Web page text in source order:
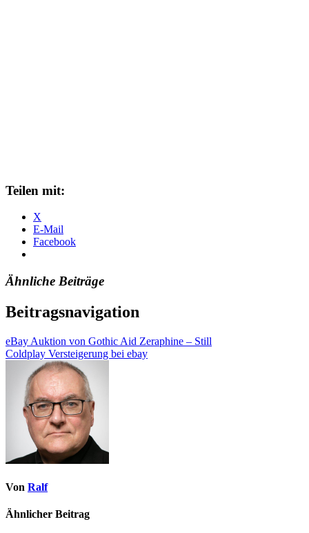
Teilen mit:
X
E-Mail
Facebook
Ähnliche Beiträge
Beitragsnavigation
eBay Auktion von Gothic Aid Zeraphine – Still
Coldplay Versteigerung bei ebay
Von Ralf
Ähnlicher Beitrag